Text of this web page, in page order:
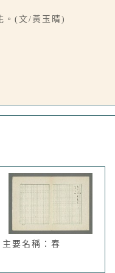
。(文/黃玉晴)
主要名稱：春